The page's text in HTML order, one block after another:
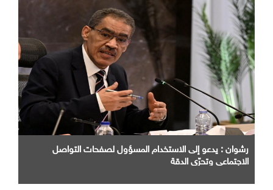
رشوان : يدعو إلى الاستخدام المسؤول لصفحات التواصل
الاجتماعي وتحرّي الدقة